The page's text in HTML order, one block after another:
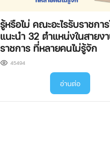
รู้หรือไม่ คณะอะไรรับราชกา
แนะนำ 32 ตำแหน่งในสายง
ราชการ ที่หลายคนไม่รู้จัก
45494
อ่านต่อ